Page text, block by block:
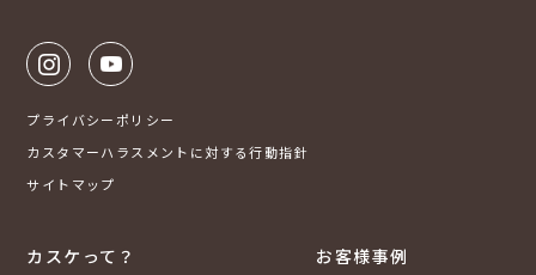
プライバシーポリシー
カスタマーハラスメントに対する行動指針
サイトマップ
カスケって？ お客様事例